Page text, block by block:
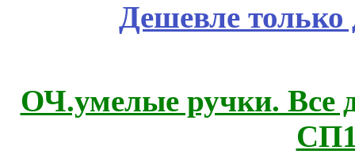
Дешевле
ОЧ.умелые ручки. Все